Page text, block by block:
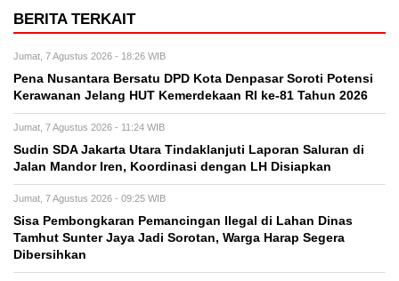
BERITA TERKAIT
Jumat, 7 Agustus 2026 - 18:26 WIB
Pena Nusantara Bersatu DPD Kota Denpasar Soroti Potensi
Kerawanan Jelang HUT Kemerdekaan RI ke-81 Tahun 2026
Jumat, 7 Agustus 2026 - 11:24 WIB
Sudin SDA Jakarta Utara Tindaklanjuti Laporan Saluran di
Jalan Mandor Iren, Koordinasi dengan LH Disiapkan
Jumat, 7 Agustus 2026 - 09:25 WIB
Sisa Pembongkaran Pemancingan Ilegal di Lahan Dinas
Tamhut Sunter Jaya Jadi Sorotan, Warga Harap Segera
Dibersihkan